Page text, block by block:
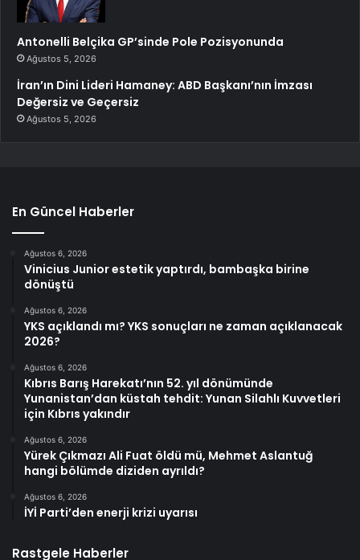
Antonelli Belçika GP’sinde Pole Pozisyonunda
Ağustos 5, 2026
İran’ın Dini Lideri Hamaney: ABD Başkanı’nın İmzası
Değersiz ve Geçersiz
Ağustos 5, 2026
En Güncel Haberler
Ağustos 6, 2026
Vinicius Junior estetik yaptırdı, bambaşka birine
dönüştü
Ağustos 6, 2026
YKS açıklandı mı? YKS sonuçları ne zaman açıklanacak
2026?
Ağustos 6, 2026
Kıbrıs Barış Harekatı’nın 52. yıl dönümünde
Yunanistan’dan küstah tehdit: Yunan Silahlı Kuvvetleri
için Kıbrıs yakındır
Ağustos 6, 2026
Yürek Çıkmazı Ali Fuat öldü mü, Mehmet Aslantuğ
hangi bölümde diziden ayrıldı?
Ağustos 6, 2026
İYİ Parti’den enerji krizi uyarısı
Rastgele Haberler